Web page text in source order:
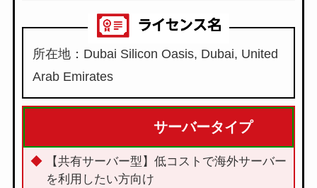
所在地：Dubai Silicon Oasis, Dubai, United
Arab Emirates
サーバータイプ
【共有サーバー型】低コストで海外サーバー
を利用したい方向け